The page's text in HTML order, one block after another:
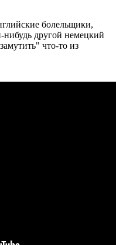
болельщики,
другой немецкий
что-то из